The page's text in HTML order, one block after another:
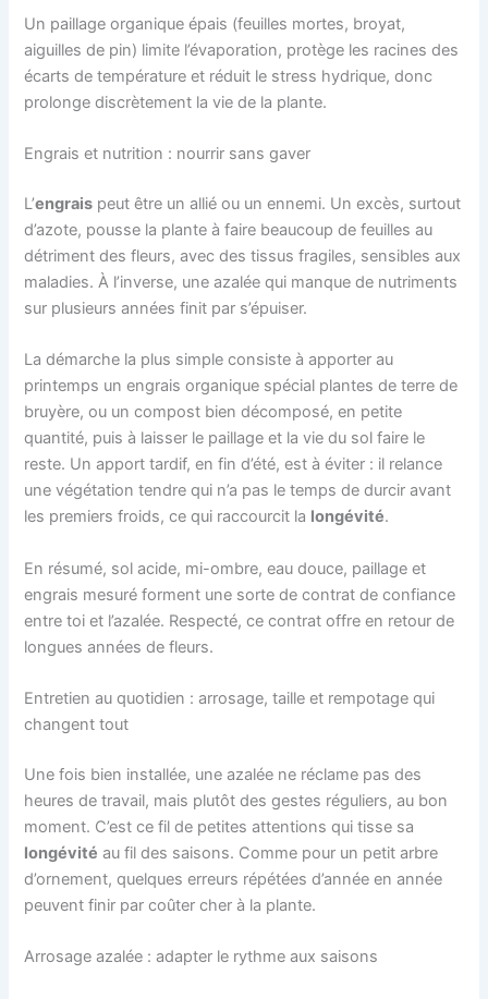
Un paillage organique épais (feuilles mortes, broyat,
aiguilles de pin) limite l’évaporation, protège les racines des
écarts de température et réduit le stress hydrique, donc
prolonge discrètement la vie de la plante.
Engrais et nutrition : nourrir sans gaver
L’engrais peut être un allié ou un ennemi. Un excès, surtout
d’azote, pousse la plante à faire beaucoup de feuilles au
détriment des fleurs, avec des tissus fragiles, sensibles aux
maladies. À l’inverse, une azalée qui manque de nutriments
sur plusieurs années finit par s’épuiser.
La démarche la plus simple consiste à apporter au
printemps un engrais organique spécial plantes de terre de
bruyère, ou un compost bien décomposé, en petite
quantité, puis à laisser le paillage et la vie du sol faire le
reste. Un apport tardif, en fin d’été, est à éviter : il relance
une végétation tendre qui n’a pas le temps de durcir avant
les premiers froids, ce qui raccourcit la longévité.
En résumé, sol acide, mi-ombre, eau douce, paillage et
engrais mesuré forment une sorte de contrat de confiance
entre toi et l’azalée. Respecté, ce contrat offre en retour de
longues années de fleurs.
Entretien au quotidien : arrosage, taille et rempotage qui
changent tout
Une fois bien installée, une azalée ne réclame pas des
heures de travail, mais plutôt des gestes réguliers, au bon
moment. C’est ce fil de petites attentions qui tisse sa
longévité au fil des saisons. Comme pour un petit arbre
d’ornement, quelques erreurs répétées d’année en année
peuvent finir par coûter cher à la plante.
Arrosage azalée : adapter le rythme aux saisons